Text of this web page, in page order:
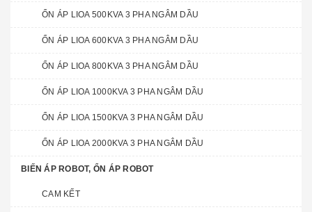
ỔN ÁP LIOA 500KVA 3 PHA NGÂM DẦU
ỔN ÁP LIOA 600KVA 3 PHA NGÂM DẦU
ỔN ÁP LIOA 800KVA 3 PHA NGÂM DẦU
ỔN ÁP LIOA 1000KVA 3 PHA NGÂM DẦU
ỔN ÁP LIOA 1500KVA 3 PHA NGÂM DẦU
ỔN ÁP LIOA 2000KVA 3 PHA NGÂM DẦU
BIẾN ÁP ROBOT, ỔN ÁP ROBOT
CAM KẾT